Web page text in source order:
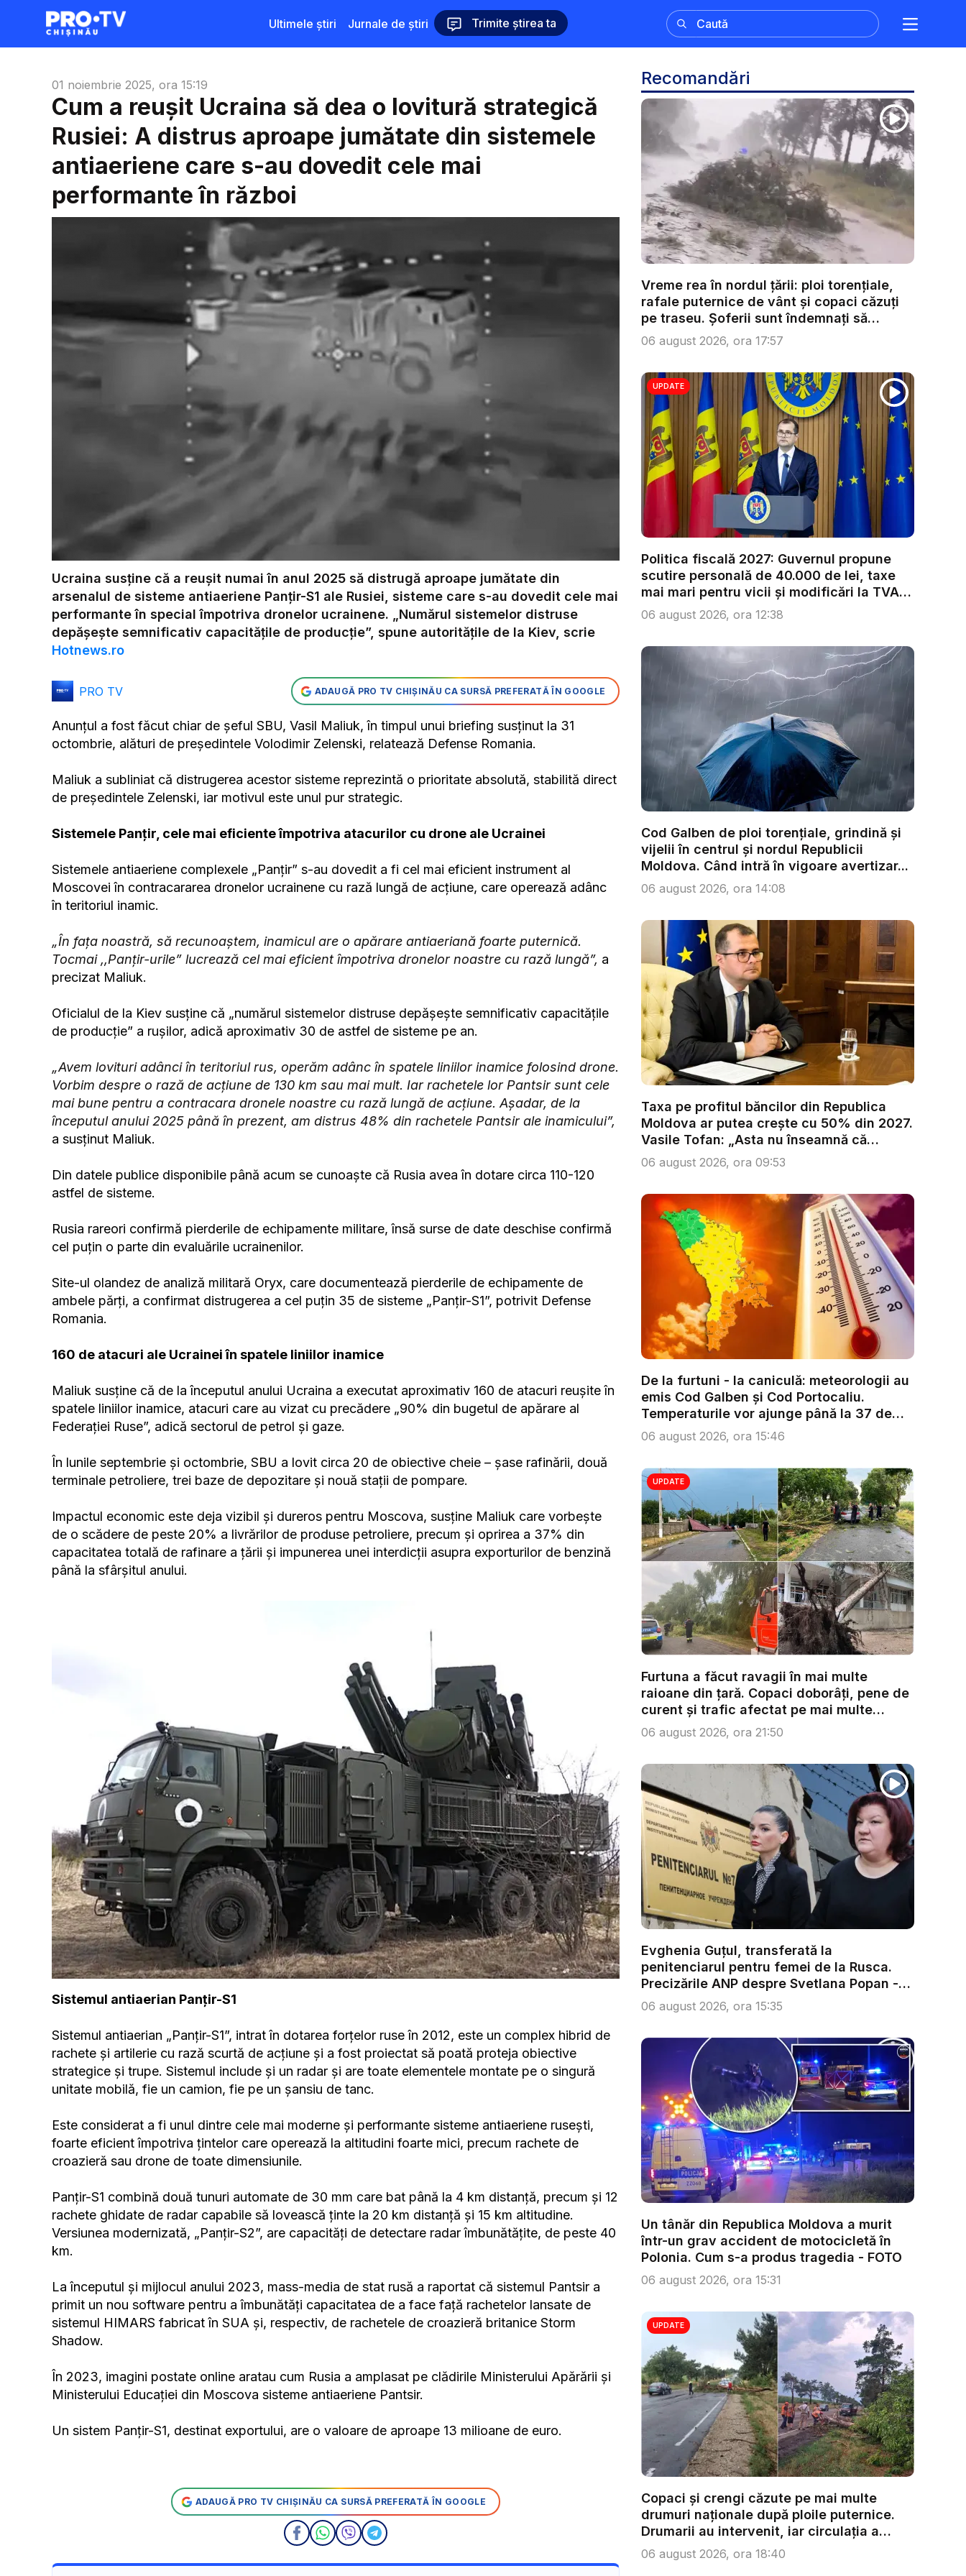
Ultimele știri Jurnale de știri Trimite știrea ta
01 noiembrie 2025, ora 15:19
Cum a reușit Ucraina să dea o lovitură strategică
Rusiei: A distrus aproape jumătate din sistemele
antiaeriene care s-au dovedit cele mai
performante în război
Ucraina susține că a reușit numai în anul 2025 să distrugă aproape jumătate din
arsenalul de sisteme antiaeriene Panțir-S1 ale Rusiei, sisteme care s-au dovedit cele mai
performante în special împotriva dronelor ucrainene. „Numărul sistemelor distruse
depășește semnificativ capacitățile de producție”, spune autoritățile de la Kiev, scrie
Hotnews.ro
PRO TV ADAUGĂ PRO TV CHIȘINĂU CA SURSĂ PREFERATĂ ÎN GOOGLE
Anunțul a fost făcut chiar de șeful SBU, Vasil Maliuk, în timpul unui briefing susținut la 31
octombrie, alături de președintele Volodimir Zelenski, relatează Defense Romania.
Maliuk a subliniat că distrugerea acestor sisteme reprezintă o prioritate absolută, stabilită direct
de președintele Zelenski, iar motivul este unul pur strategic.
Sistemele Panțir, cele mai eficiente împotriva atacurilor cu drone ale Ucrainei
Sistemele antiaeriene complexele „Panțir” s-au dovedit a fi cel mai eficient instrument al
Moscovei în contracararea dronelor ucrainene cu rază lungă de acțiune, care operează adânc
în teritoriul inamic.
„În fața noastră, să recunoaștem, inamicul are o apărare antiaeriană foarte puternică.
Tocmai ,,Panțir-urile” lucrează cel mai eficient împotriva dronelor noastre cu rază lungă”, a
precizat Maliuk.
Oficialul de la Kiev susține că „numărul sistemelor distruse depășește semnificativ capacitățile
de producție” a rușilor, adică aproximativ 30 de astfel de sisteme pe an.
„Avem lovituri adânci în teritoriul rus, operăm adânc în spatele liniilor inamice folosind drone.
Vorbim despre o rază de acțiune de 130 km sau mai mult. Iar rachetele lor Pantsir sunt cele
mai bune pentru a contracara dronele noastre cu rază lungă de acțiune. Așadar, de la
începutul anului 2025 până în prezent, am distrus 48% din rachetele Pantsir ale inamicului”,
a susținut Maliuk.
Din datele publice disponibile până acum se cunoaște că Rusia avea în dotare circa 110-120
astfel de sisteme.
Rusia rareori confirmă pierderile de echipamente militare, însă surse de date deschise confirmă
cel puțin o parte din evaluările ucrainenilor.
Site-ul olandez de analiză militară Oryx, care documentează pierderile de echipamente de
ambele părți, a confirmat distrugerea a cel puțin 35 de sisteme „Panțir-S1”, potrivit Defense
Romania.
160 de atacuri ale Ucrainei în spatele liniilor inamice
Maliuk susține că de la începutul anului Ucraina a executat aproximativ 160 de atacuri reușite în
spatele liniilor inamice, atacuri care au vizat cu precădere „90% din bugetul de apărare al
Federației Ruse”, adică sectorul de petrol și gaze.
În lunile septembrie și octombrie, SBU a lovit circa 20 de obiective cheie – șase rafinării, două
terminale petroliere, trei baze de depozitare și nouă stații de pompare.
Impactul economic este deja vizibil și dureros pentru Moscova, susține Maliuk care vorbește
de o scădere de peste 20% a livrărilor de produse petroliere, precum și oprirea a 37% din
capacitatea totală de rafinare a țării și impunerea unei interdicții asupra exporturilor de benzină
până la sfârșitul anului.
Sistemul antiaerian Panțir-S1
Sistemul antiaerian „Panțir-S1”, intrat în dotarea forțelor ruse în 2012, este un complex hibrid de
rachete și artilerie cu rază scurtă de acțiune și a fost proiectat să poată proteja obiective
strategice și trupe. Sistemul include și un radar și are toate elementele montate pe o singură
unitate mobilă, fie un camion, fie pe un șansiu de tanc.
Este considerat a fi unul dintre cele mai moderne și performante sisteme antiaeriene rusești,
foarte eficient împotriva țintelor care operează la altitudini foarte mici, precum rachete de
croazieră sau drone de toate dimensiunile.
Panțir-S1 combină două tunuri automate de 30 mm care bat până la 4 km distanță, precum și 12
rachete ghidate de radar capabile să lovească ținte la 20 km distanță și 15 km altitudine.
Versiunea modernizată, „Panțir-S2”, are capacități de detectare radar îmbunătățite, de peste 40
km.
La începutul și mijlocul anului 2023, mass-media de stat rusă a raportat că sistemul Pantsir a
primit un nou software pentru a îmbunătăți capacitatea de a face față rachetelor lansate de
sistemul HIMARS fabricat în SUA și, respectiv, de rachetele de croazieră britanice Storm
Shadow.
În 2023, imagini postate online aratau cum Rusia a amplasat pe clădirile Ministerului Apărării și
Ministerului Educației din Moscova sisteme antiaeriene Pantsir.
Un sistem Panțir-S1, destinat exportului, are o valoare de aproape 13 milioane de euro.
ADAUGĂ PRO TV CHIȘINĂU CA SURSĂ PREFERATĂ ÎN GOOGLE
Recomandări
Vreme rea în nordul țării: ploi torențiale,
rafale puternice de vânt și copaci căzuți
pe traseu. Șoferii sunt îndemnați să
condu...
06 august 2026, ora 17:57
UPDATE
Politica fiscală 2027: Guvernul propune
scutire personală de 40.000 de lei, taxe
mai mari pentru vicii și modificări la TVA.
...
06 august 2026, ora 12:38
Cod Galben de ploi torențiale, grindină și
vijelii în centrul și nordul Republicii
Moldova. Când intră în vigoare avertizar...
06 august 2026, ora 14:08
Taxa pe profitul băncilor din Republica
Moldova ar putea crește cu 50% din 2027.
Vasile Tofan: „Asta nu înseamnă că
trebu...
06 august 2026, ora 09:53
De la furtuni - la caniculă: meteorologii au
emis Cod Galben și Cod Portocaliu.
Temperaturile vor ajunge până la 37 de
g...
06 august 2026, ora 15:46
UPDATE
Furtuna a făcut ravagii în mai multe
raioane din țară. Copaci doborâți, pene de
curent și trafic afectat pe mai multe
trase...
06 august 2026, ora 21:50
Evghenia Guțul, transferată la
penitenciarul pentru femei de la Rusca.
Precizările ANP despre Svetlana Popan -
V...
06 august 2026, ora 15:35
Un tânăr din Republica Moldova a murit
într-un grav accident de motocicletă în
Polonia. Cum s-a produs tragedia - FOTO
06 august 2026, ora 15:31
UPDATE
Copaci și crengi căzute pe mai multe
drumuri naționale după ploile puternice.
Drumarii au intervenit, iar circulația a
fost...
06 august 2026, ora 18:40